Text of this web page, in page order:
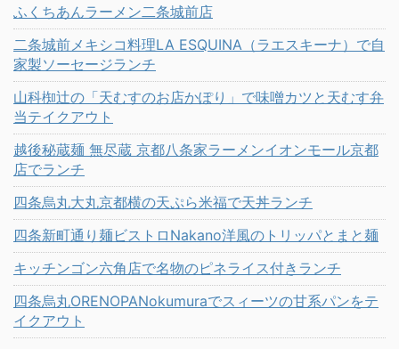
ふくちあんラーメン二条城前店
二条城前メキシコ料理LA ESQUINA（ラエスキーナ）で自
家製ソーセージランチ
山科椥辻の「天むすのお店かぽり」で味噌カツと天むす弁
当テイクアウト
越後秘蔵麺 無尽蔵 京都八条家ラーメンイオンモール京都
店でランチ
四条烏丸大丸京都横の天ぷら米福で天丼ランチ
四条新町通り麺ビストロNakano洋風のトリッパとまと麺
キッチンゴン六角店で名物のピネライス付きランチ
四条烏丸ORENOPANokumuraでスィーツの甘系パンをテ
イクアウト